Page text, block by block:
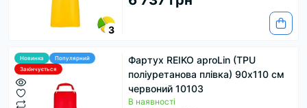
3
Новинка
Популярний
Закінчується
Фартух REIKO aproLin (TPU
поліуретанова плівка) 90х110 см
червоний 10103
В наявності